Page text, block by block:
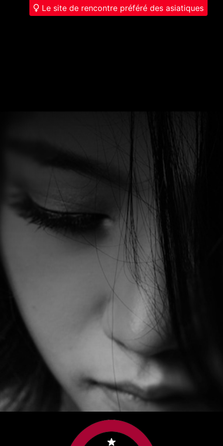
Le site de rencontre préféré des asiatiques